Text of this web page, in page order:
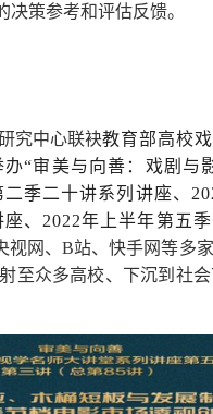
策参考和评估反馈。
究中心联袂教育部高校
办“审美与向善：戏剧与
季二十讲系列讲座、
、2022年上半年第五
视网、 B站、快手网等多
至众多高校、下沉到社